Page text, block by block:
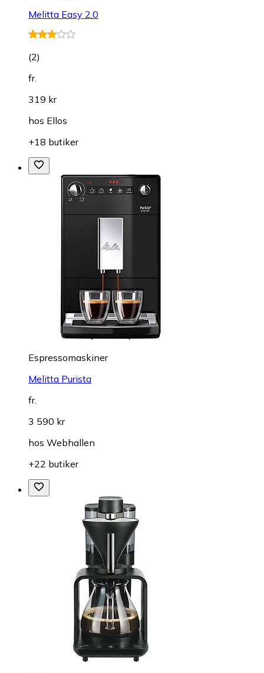
Melitta Easy 2.0
(2)
fr.
319 kr
hos Ellos
+18 butiker
Espressomaskiner
Melitta Purista
fr.
3 590 kr
hos Webhallen
+22 butiker